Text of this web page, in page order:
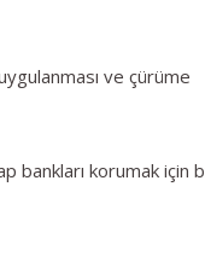
ve çürüme
bankları korumak için